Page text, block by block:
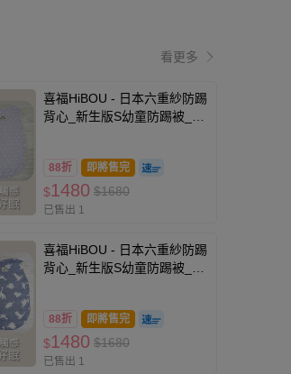
看更多
喜福HiBOU - 日本六重紗防踢
背心_新生版S幼童防踢被_透
88折 即將售完
$1480 $1680
已售出 1
喜福HiBOU - 日本六重紗防踢
背心_新生版S幼童防踢被_透
88折 即將售完
$1480 $1680
已售出 1